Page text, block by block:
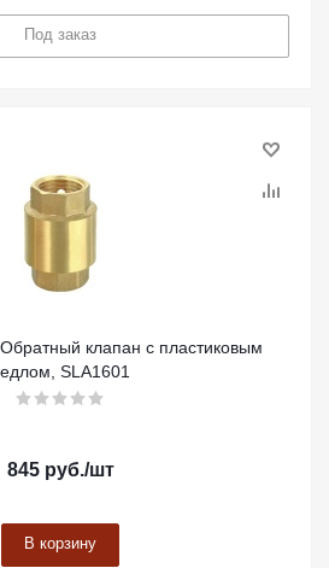
Под заказ
клапан с пластиковым
SLA1601
845руб./шт
В корзину